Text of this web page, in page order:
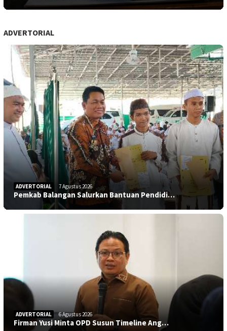
ADVERTORIAL
ADVERTORIAL 7 Agustus 2026
Pemkab Balangan Salurkan Bantuan Pendidi…
ADVERTORIAL 6 Agustus 2026
Firman Yusi Minta OPD Susun Timeline Ang…